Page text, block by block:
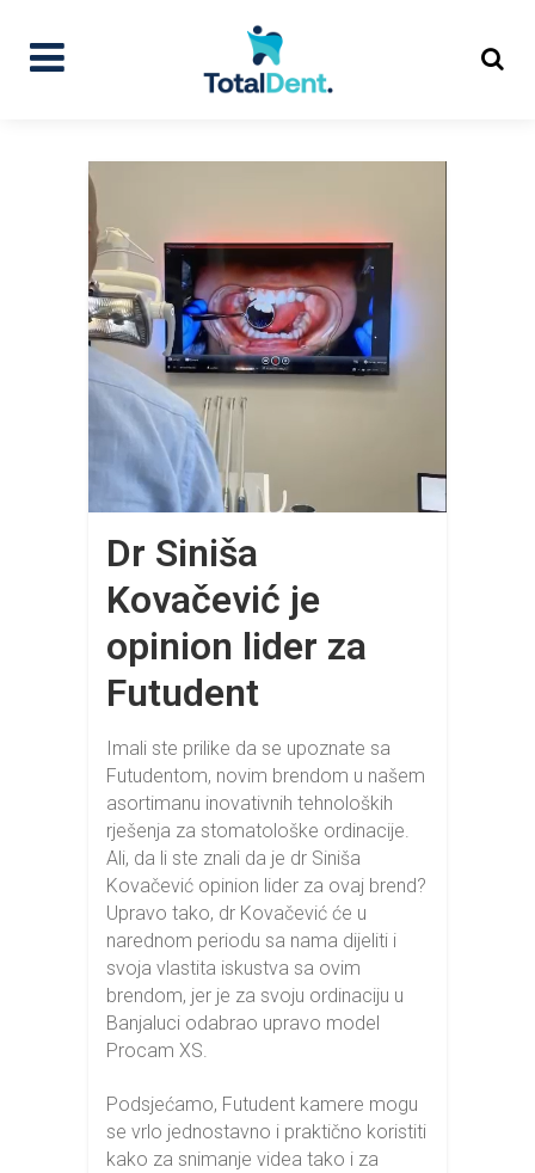
Dr Siniša
Kovačević je
opinion lider za
Futudent
Imali ste prilike da se upoznate sa
Futudentom, novim brendom u našem
asortimanu inovativnih tehnoloških
rješenja za stomatološke ordinacije.
Ali, da li ste znali da je dr Siniša
Kovačević opinion lider za ovaj brend?
Upravo tako, dr Kovačević će u
narednom periodu sa nama dijeliti i
svoja vlastita iskustva sa ovim
brendom, jer je za svoju ordinaciju u
Banjaluci odabrao upravo model
Procam XS.
Podsjećamo, Futudent kamere mogu
se vrlo jednostavno i praktično koristiti
kako za snimanje videa tako i za